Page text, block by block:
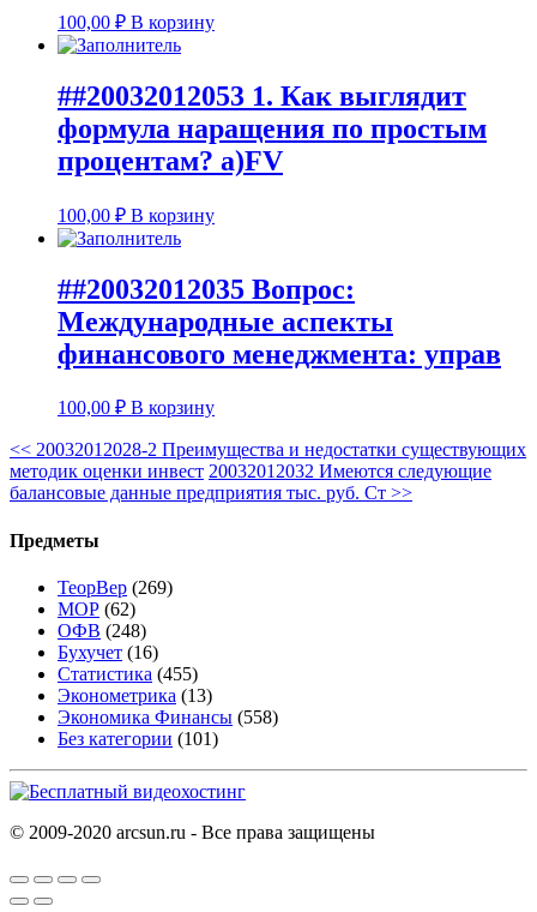
100,00 ₽ В корзину
##20032012053 1. Как выглядит
формула наращения по простым
процентам? а)FV
100,00 ₽ В корзину
##20032012035 Вопрос:
Международные аспекты
финансового менеджмента: управ
100,00 ₽ В корзину
<< 20032012028-2 Преимущества и недостатки существующих
методик оценки инвест 20032012032 Имеются следующие
балансовые данные предприятия тыс. руб. Ст >>
Предметы
ТеорВер (269)
МОР (62)
ОФВ (248)
Бухучет (16)
Статистика (455)
Эконометрика (13)
Экономика Финансы (558)
Без категории (101)
© 2009-2020 arcsun.ru - Все права защищены